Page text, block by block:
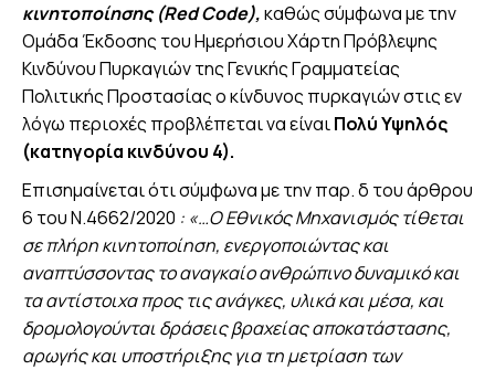
κινητοποίησης (RedCode),καθώς σύμφωνα με την
Ομάδα Έκδοσης του Ημερήσιου Χάρτη Πρόβλεψης
Κινδύνου Πυρκαγιών της Γενικής Γραμματείας
Πολιτικής Προστασίας ο κίνδυνος πυρκαγιών στις εν
λόγω περιοχές προβλέπεται να είναιΠολύ Υψηλός
(κατηγορία κινδύνου 4).
Επισημαίνεται ότι σύμφωνα με την παρ. δ του άρθρου
6 του Ν.4662/2020 : «…Ο Εθνικός Μηχανισμός τίθεται
σε πλήρη κινητοποίηση, ενεργοποιώντας και
αναπτύσσοντας το αναγκαίο ανθρώπινο δυναμικό και
τα αντίστοιχα προς τις ανάγκες, υλικά και μέσα, και
δρομολογούνται δράσεις βραχείας αποκατάστασης,
αρωγής και υποστήριξης για τη μετρίαση των